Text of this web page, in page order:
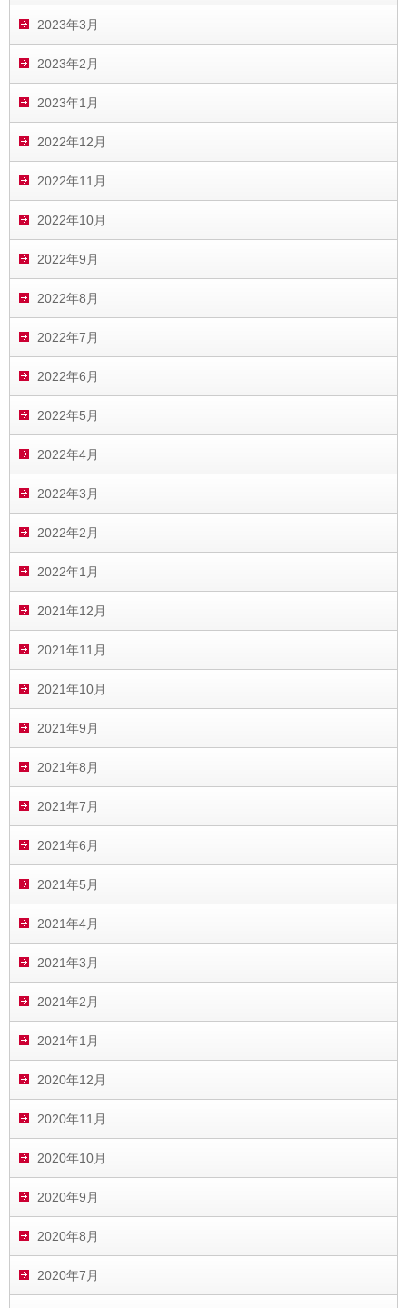
2023年3月
2023年2月
2023年1月
2022年12月
2022年11月
2022年10月
2022年9月
2022年8月
2022年7月
2022年6月
2022年5月
2022年4月
2022年3月
2022年2月
2022年1月
2021年12月
2021年11月
2021年10月
2021年9月
2021年8月
2021年7月
2021年6月
2021年5月
2021年4月
2021年3月
2021年2月
2021年1月
2020年12月
2020年11月
2020年10月
2020年9月
2020年8月
2020年7月